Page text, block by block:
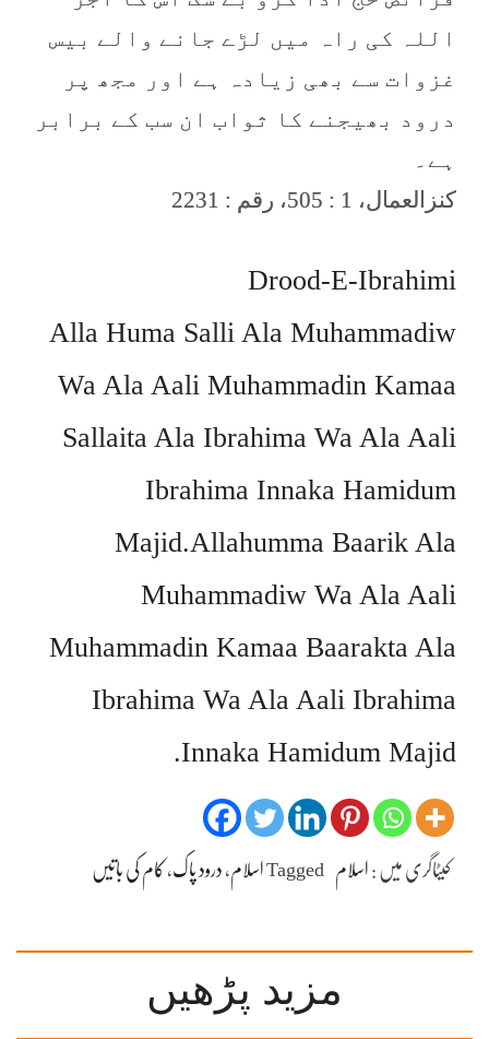
اللہ کی راہ میں لڑے جانے والے بیس
غزوات سے بھی زیادہ ہے اور مجھ پر
درود بھیجنے کا ثواب ان سب کے برابر
ہے۔
کنزالعمال، 1 : 505، رقم : 2231
Drood-E-Ibrahimi
Alla Huma Salli Ala Muhammadiw
Wa Ala Aali Muhammadin Kamaa
Sallaita Ala Ibrahima Wa Ala Aali
Ibrahima Innaka Hamidum
Majid.Allahumma Baarik Ala
Muhammadiw Wa Ala Aali
Muhammadin Kamaa Baarakta Ala
Ibrahima Wa Ala Aali Ibrahima
Innaka Hamidum Majid.
کیٹاگری میں : اسلام Taggedاسلام، درود پاک، کام کی باتیں
مزید پڑھیں